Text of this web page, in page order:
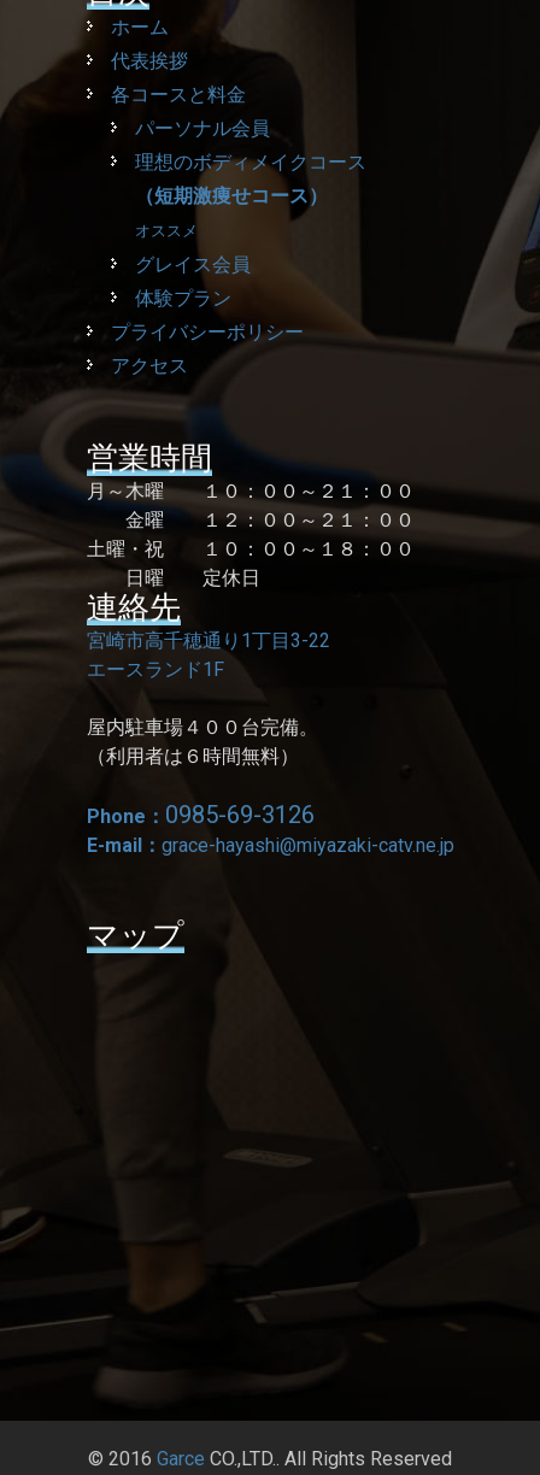
ホーム
代表挨拶
各コースと料金
パーソナル会員
理想のボディメイクコース
（短期激痩せコース）
オススメ
グレイス会員
体験プラン
プライバシーポリシー
アクセス
営業時間
月～木曜 １０：００～２１：００
金曜 １２：００～２１：００
土曜・祝 １０：００～１８：００
日曜 定休日
連絡先
宮崎市高千穂通り1丁目3-22
エースランド1F
屋内駐車場４００台完備。
（利用者は６時間無料）
Phone： 0985-69-3126
E-mail： grace-hayashi@miyazaki-catv.ne.jp
マップ
© 2016 Garce CO.,LTD.. All Rights Reserved